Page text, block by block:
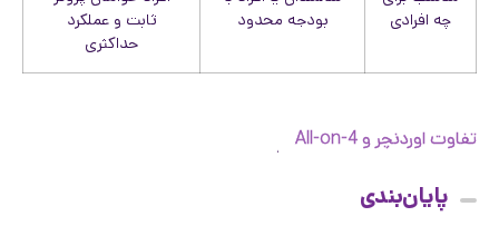
چه افرادی
بودجه محدود
ثابت و عملکرد
حداکثری
تفاوت اوردنچر و All-on-4
پایان‌بندی